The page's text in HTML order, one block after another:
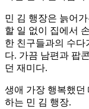
민 김 행장은 늙어
할 일 없이 집에서
한 친구들과의 수
다. 가끔 남편과 팝
던 재미다.
생애 가장 행복했던
하는 민 김 행장.